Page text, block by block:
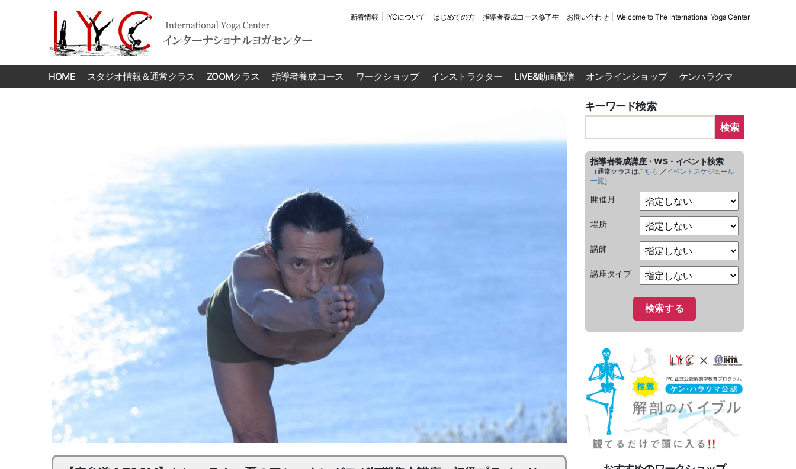
Yoga
Center
新着情報 IYCについて はじめての方 指導者養成コース修了生 お問い合わせ Welcome to The International Yoga Center
HOME スタジオ情報＆通常クラス ZOOMクラス 指導者養成コース ワークショップ インストラクター LIVE&動画配信 オンラインショップ ケンハラクマ
キーワード検索
検索
指導者養成講座・WS・イベント検索
（通常クラスはこちら ／イベントスケジュール
一覧）
開催月
場所
講師
講座タイプ